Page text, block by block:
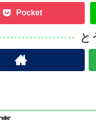
Pocket
と